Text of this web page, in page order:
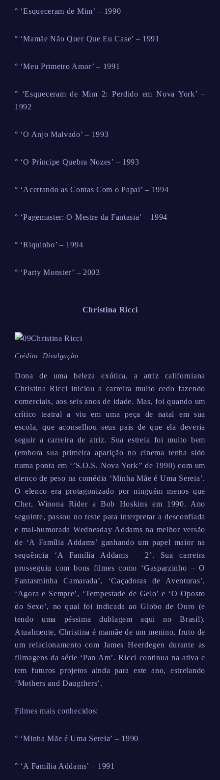
° ‘Esqueceram de Mim’ – 1990
° ‘Mamãe Não Quer Que Eu Case’ – 1991
° ‘Meu Primeiro Amor’ – 1991
° ‘Esqueceram de Mim 2: Perdido em Nova York’ –
1992
° ‘O Anjo Malvado’ – 1993
° ‘O Príncipe Quebra Nozes’ – 1993
° ‘Acertando as Contas Com o Papai’ – 1994
° ‘Pagemaster: O Mestre da Fantasia’ – 1994
° ‘Riquinho’ – 1994
° ‘Party Monster’ – 2003
Christina Ricci
Crédito: Divulgação
Dona de uma beleza exótica, a atriz californiana
Christina Ricci iniciou a carreira muito cedo fazendo
comerciais, aos seis anos de idade. Mas, foi quando um
crítico teatral a viu em uma peça de natal em sua
escola, que aconselhou seus pais de que ela deveria
seguir a carreira de atriz. Sua estreia foi muito bem
(embora sua primeira aparição no cinema tenha sido
numa ponta em ‘’S.O.S. Nova York’’ de 1990) com um
elenco de peso na comédia ‘Minha Mãe é Uma Sereia’.
O elenco era protagonizado por ninguém menos que
Cher, Winona Rider a Bob Hoskins em 1990. Ano
seguinte, passou no teste para interpretar a desconfiada
e mal-humorada Wednesday Addams na melhor versão
de ‘A Família Addams’ ganhando um papel maior na
sequência ‘A Família Addams – 2’. Sua carreira
prosseguiu com bons filmes como ‘Gasparzinho – O
Fantasminha Camarada’, ‘Caçadoras de Aventuras’,
‘Agora e Sempre’, ‘Tempestade de Gelo’ e ‘O Oposto
do Sexo’, no qual foi indicada ao Globo de Ouro (e
tendo uma péssima dublagem aqui no Brasil).
Atualmente, Christina é mamãe de um menino, fruto de
um relacionamento com James Heerdegen durante as
filmagens da série ‘Pan Am’. Ricci continua na ativa e
tem futuros projetos ainda para este ano, estrelando
‘Mothers and Daugthers’.
Filmes mais conhecidos:
° ‘Minha Mãe é Uma Sereia’ – 1990
° ‘A Família Addams’ – 1991